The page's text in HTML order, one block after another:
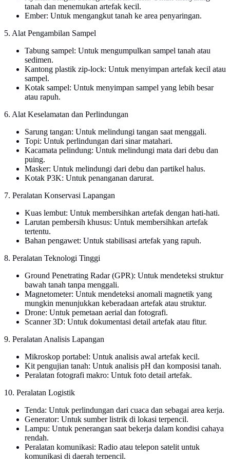
tanah dan menemukan artefak kecil.
Ember: Untuk mengangkut tanah ke area penyaringan.
5. Alat Pengambilan Sampel
Tabung sampel: Untuk mengumpulkan sampel tanah atau
sedimen.
Kantong plastik zip-lock: Untuk menyimpan artefak kecil atau
sampel.
Kotak sampel: Untuk menyimpan sampel yang lebih besar
atau rapuh.
6. Alat Keselamatan dan Perlindungan
Sarung tangan: Untuk melindungi tangan saat menggali.
Topi: Untuk perlindungan dari sinar matahari.
Kacamata pelindung: Untuk melindungi mata dari debu dan
puing.
Masker: Untuk melindungi dari debu dan partikel halus.
Kotak P3K: Untuk penanganan darurat.
7. Peralatan Konservasi Lapangan
Kuas lembut: Untuk membersihkan artefak dengan hati-hati.
Larutan pembersih khusus: Untuk membersihkan artefak
tertentu.
Bahan pengawet: Untuk stabilisasi artefak yang rapuh.
8. Peralatan Teknologi Tinggi
Ground Penetrating Radar (GPR): Untuk mendeteksi struktur
bawah tanah tanpa menggali.
Magnetometer: Untuk mendeteksi anomali magnetik yang
mungkin menunjukkan keberadaan artefak atau struktur.
Drone: Untuk pemetaan aerial dan fotografi.
Scanner 3D: Untuk dokumentasi detail artefak atau fitur.
9. Peralatan Analisis Lapangan
Mikroskop portabel: Untuk analisis awal artefak kecil.
Kit pengujian tanah: Untuk analisis pH dan komposisi tanah.
Peralatan fotografi makro: Untuk foto detail artefak.
10. Peralatan Logistik
Tenda: Untuk perlindungan dari cuaca dan sebagai area kerja.
Generator: Untuk sumber listrik di lokasi terpencil.
Lampu: Untuk penerangan saat bekerja dalam kondisi cahaya
rendah.
Peralatan komunikasi: Radio atau telepon satelit untuk
komunikasi di daerah terpencil.